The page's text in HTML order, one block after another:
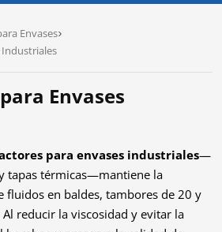
Envases
Industriales
Envases
para envases industriales—
tapas térmicas—mantiene la
fluidos en baldes, tambores de 20 y
Al reducir la viscosidad y evitar la